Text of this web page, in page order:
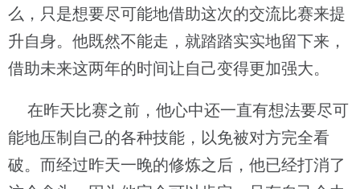
么，只是想要尽可能地借助这次的交流比赛来提
升自身。他既然不能走，就踏踏实实地留下来，
借助未来这两年的时间让自己变得更加强大。
在昨天比赛之前，他心中还一直有想法要尽可
能地压制自己的各种技能，以免被对方完全看
破。而经过昨天一晚的修炼之后，他已经打消了